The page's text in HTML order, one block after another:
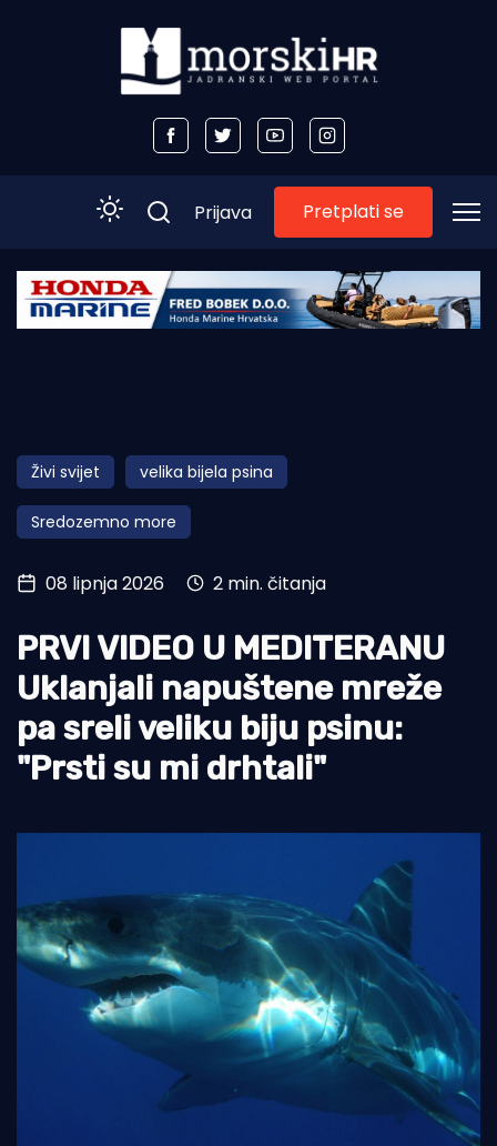
Početna
Obala
Otoci
Turizam i nautika
Pomorstvo
Ekologija
Tradicija i kultura
Prijava Pretplati se
Živi svijet velika bijela psina
Sredozemno more
08 lipnja 2026 2 min. čitanja
PRVI VIDEO U MEDITERANU
Uklanjali napuštene mreže
pa sreli veliku biju psinu:
"Prsti su mi drhtali"